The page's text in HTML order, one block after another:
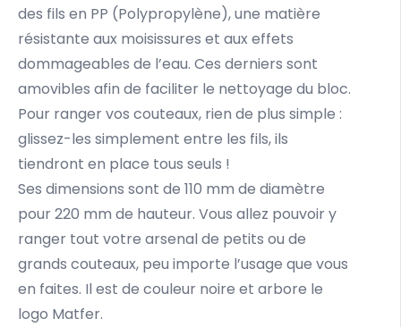
des fils en PP (Polypropylène), une matière
résistante aux moisissures et aux effets
dommageables de l’eau. Ces derniers sont
amovibles afin de faciliter le nettoyage du bloc.
Pour ranger vos couteaux, rien de plus simple :
glissez-les simplement entre les fils, ils
tiendront en place tous seuls !
Ses dimensions sont de 110 mm de diamètre
pour 220 mm de hauteur. Vous allez pouvoir y
ranger tout votre arsenal de petits ou de
grands couteaux, peu importe l’usage que vous
en faites. Il est de couleur noire et arbore le
logo Matfer.